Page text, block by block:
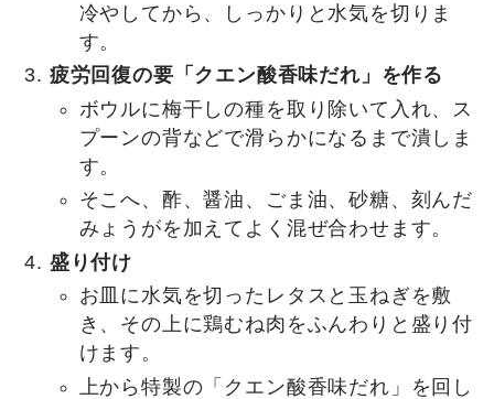
冷やしてから、しっかりと水気を切りま
す。
疲労回復の要「クエン酸香味だれ」を作る
ボウルに梅干しの種を取り除いて入れ、ス
プーンの背などで滑らかになるまで潰しま
す。
そこへ、酢、醤油、ごま油、砂糖、刻んだ
みょうがを加えてよく混ぜ合わせます。
盛り付け
お皿に水気を切ったレタスと玉ねぎを敷
き、その上に鶏むね肉をふんわりと盛り付
けます。
上から特製の「クエン酸香味だれ」を回し